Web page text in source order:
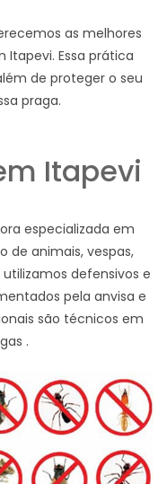
as melhores
Essa prática
de proteger o seu
praga.
Itapevi
especializada em
de animais, vespas,
defensivos e
pela anvisa e
são técnicos em
.